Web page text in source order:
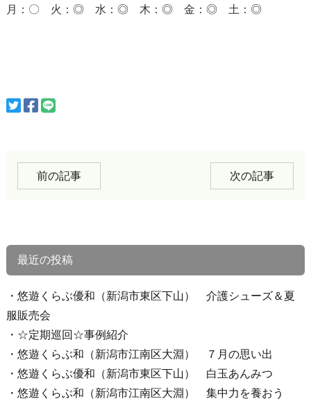
月：〇 火：◎ 水：◎ 木：◎ 金：◎ 土：◎
前の記事 次の記事
最近の投稿
悠遊くらぶ優和（新潟市東区下山） 介護シューズ＆夏
服販売会
☆定期巡回☆事例紹介
悠遊くらぶ和（新潟市江南区大淵） ７月の思い出
悠遊くらぶ優和（新潟市東区下山） 白玉あんみつ
悠遊くらぶ和（新潟市江南区大淵） 集中力を養おう